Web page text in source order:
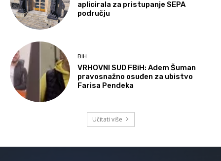
aplicirala za pristupanje SEPA
području
BIH
VRHOVNI SUD FBiH: Adem Šuman
pravosnažno osuđen za ubistvo
Farisa Pendeka
Učitati više